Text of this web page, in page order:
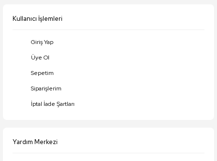
Kullanıcı İşlemleri
Giriş Yap
Üye Ol
Sepetim
Siparişlerim
İptal İade Şartları
Yardım Merkezi